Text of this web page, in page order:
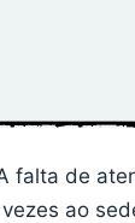
falta de
ao